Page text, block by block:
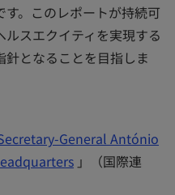
。このレポートが持続可
スエクイティを実現する
となることを目指しま
General António
」（国際連